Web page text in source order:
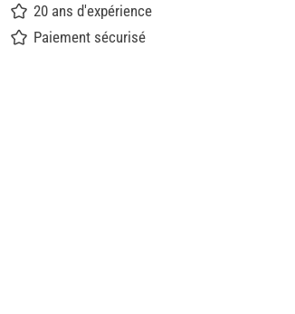
20 ans d'expérience
Paiement sécurisé